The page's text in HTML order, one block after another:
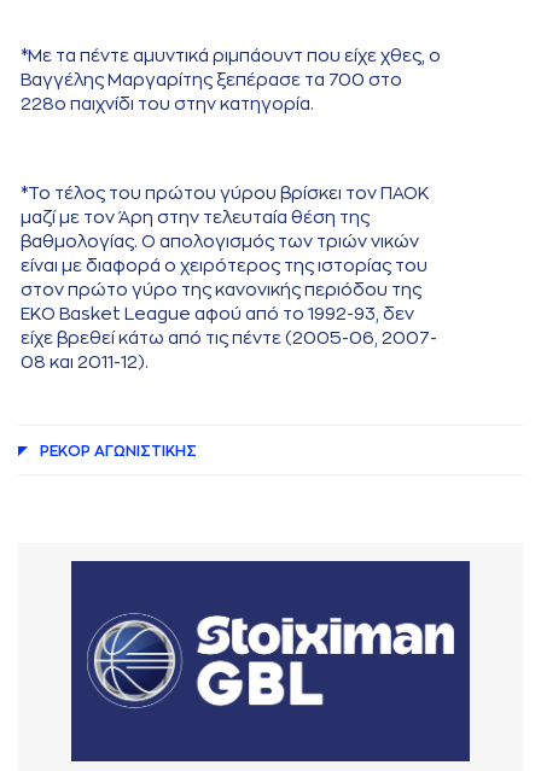
*Με τα πέντε αμυντικά ριμπάουντ που είχε χθες, ο
Βαγγέλης Μαργαρίτης ξεπέρασε τα 700 στο
228ο παιχνίδι του στην κατηγορία.
*Το τέλος του πρώτου γύρου βρίσκει τον ΠΑΟΚ
μαζί με τον Άρη στην τελευταία θέση της
βαθμολογίας. Ο απολογισμός των τριών νικών
είναι με διαφορά ο χειρότερος της ιστορίας του
στον πρώτο γύρο της κανονικής περιόδου της
ΕΚΟ Basket League αφού από το 1992-93, δεν
είχε βρεθεί κάτω από τις πέντε (2005-06, 2007-
08 και 2011-12).
ΡΕΚΟΡ AΓΩΝΙΣΤΙΚΗΣ